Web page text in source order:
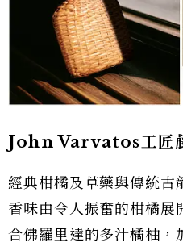
John Varvatos工匠
經典柑橘及草藥與傳統古
香味由令人振奮的柑橘展
合佛羅里達的多汁橘柚，